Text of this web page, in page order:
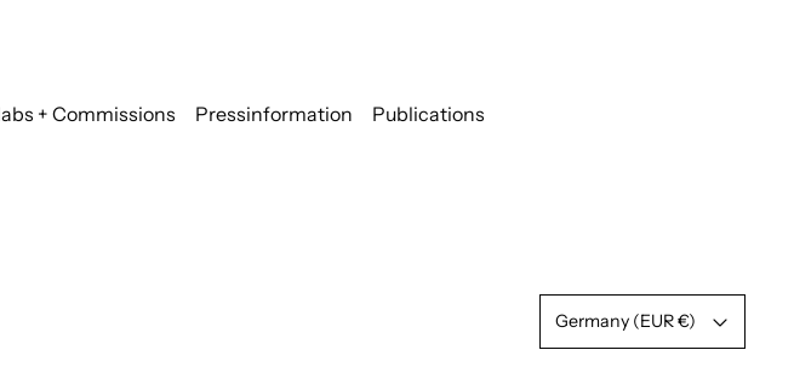
+ Commissions Pressinformation Publications
Country/region
Germany (EUR €)